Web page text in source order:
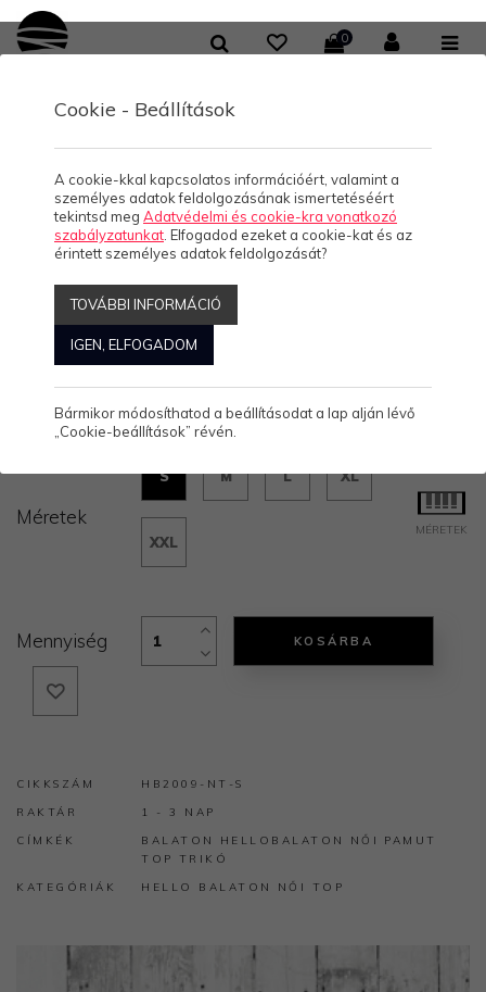
0
swans - TOP
swans - TOP
4.490 Ft/db
Méretek
S M L XL
XXL
MÉRETEK
Mennyiség KOSÁRBA
CIKKSZÁM
HB2009-NT-S
RAKTÁR
1 - 3 NAP
CÍMKÉK
BALATON HELLOBALATON NŐI
PAMUT
TOP
TRIKÓ
KATEGÓRIÁK
HELLO BALATON NŐI TOP
Cookie - Beállítások
A cookie-kkal kapcsolatos információért, valamint a
személyes adatok feldolgozásának ismertetéséért
tekintsd meg Adatvédelmi és cookie-kra vonatkozó
szabályzatunkat . Elfogadod ezeket a cookie-kat és az
érintett személyes adatok feldolgozását?
TOVÁBBI INFORMÁCIÓ
IGEN, ELFOGADOM
Bármikor módosíthatod a beállításodat a lap alján lévő
„Cookie-beállítások” révén.